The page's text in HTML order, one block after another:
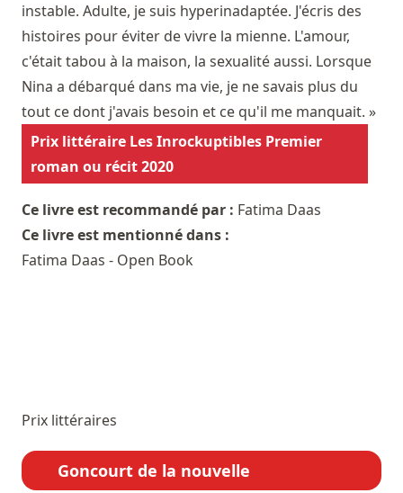
instable. Adulte, je suis hyperinadaptée. J'écris des
histoires pour éviter de vivre la mienne. L'amour,
c'était tabou à la maison, la sexualité aussi. Lorsque
Nina a débarqué dans ma vie, je ne savais plus du
tout ce dont j'avais besoin et ce qu'il me manquait. »
Prix littéraire Les Inrockuptibles Premier
roman ou récit 2020
Ce livre est recommandé par : Fatima Daas
Ce livre est mentionné dans :
Fatima Daas - Open Book
Prix littéraires
Goncourt de la nouvelle